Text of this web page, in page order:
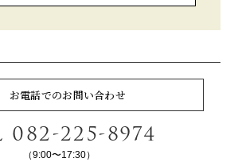
お電話でのお問い合わせ
082-225-8974
（9:00〜17:30）